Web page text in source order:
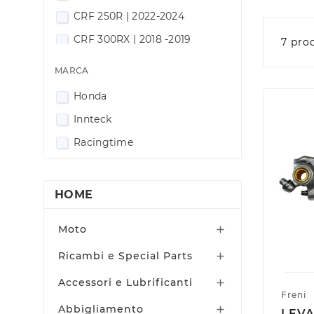
CRF 250R | 2022-2024
CRF 300RX | 2018 -2019
MARCA
Honda
Innteck
Racingtime
HOME
Moto 
Ricambi e Special Parts 
Accessori e Lubrificanti 
Abbigliamento 
7
Freni